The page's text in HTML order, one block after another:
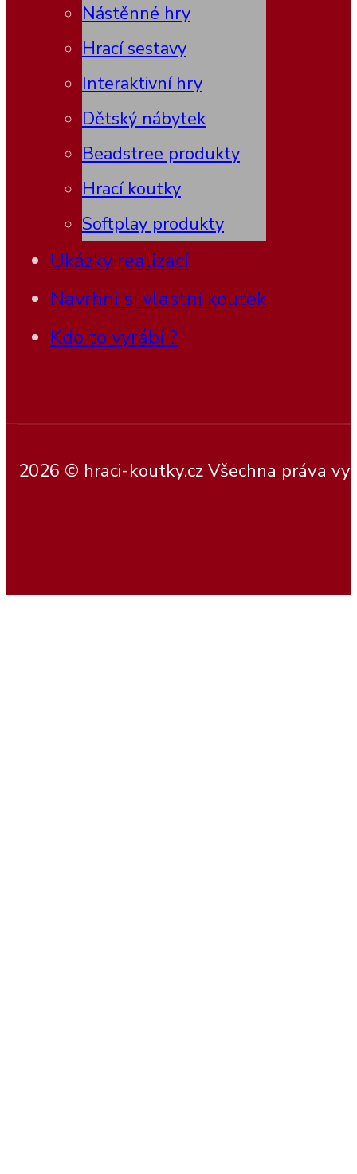
Nástěnné hry
Hrací sestavy
Interaktivní hry
Dětský nábytek
Beadstree produkty
Hrací koutky
Softplay produkty
Ukázky realizací
Navrhni si vlastní koutek
Kdo to vyrábí ?
2026 © hraci-koutky.cz Všechna práva